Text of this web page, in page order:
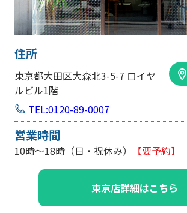
住所
大阪市中央区内平野町1-1-5 西大
手前ビル103号
TEL:0120-89-0007
営業時間
10時～18時（日・祝休み/土曜は不定休）
大阪店詳細はこちら